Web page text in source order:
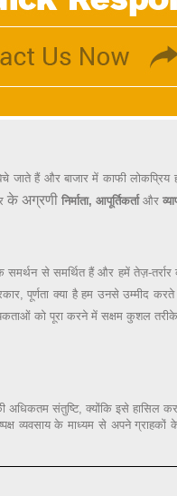
बेचे जाते हैं और बाजार में काफी लोकप्रिय
के अग्रणी निर्माता, आपूर्तिकर्ता और
समर्थन से समर्थित हैं और हमें तेज़-
पूर्णता क्या है हम उनसे उम्मीद
को पूरा करने में सक्षम कुशल
संतुष्टि, क्योंकि इसे हासिल
व्यवसाय के माध्यम से अपने